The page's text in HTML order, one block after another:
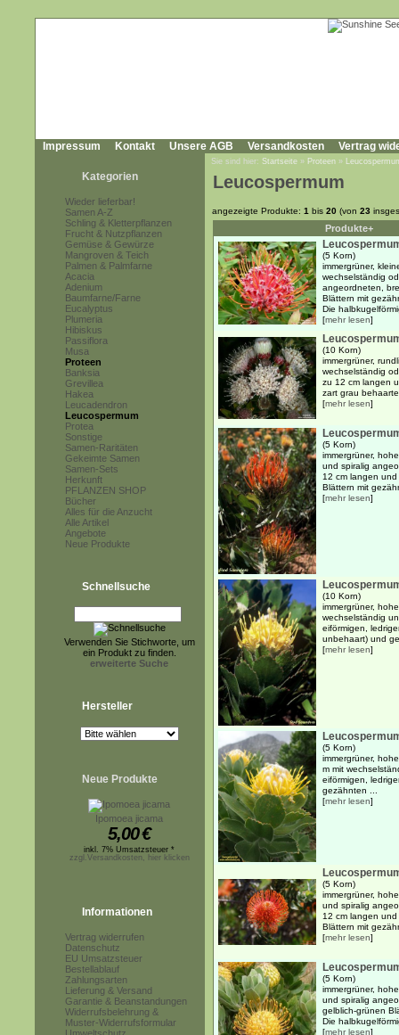
Impressum Kontakt Unsere AGB Versandkosten Vertrag
Kategorien
Wieder lieferbar!
Samen A-Z
Schling & Kletterpflanzen
Frucht & Nutzpflanzen
Gemüse & Gewürze
Mangroven & Teich
Palmen & Palmfarne
Acacia
Adenium
Baumfarne/Farne
Eucalyptus
Plumeria
Hibiskus
Passiflora
Musa
Proteen
Banksia
Grevillea
Hakea
Leucadendron
Leucospermum
Protea
Sonstige
Samen-Raritäten
Gekeimte Samen
Samen-Sets
Herkunft
PFLANZEN SHOP
Bücher
Alles für die Anzucht
Alle Artikel
Angebote
Neue Produkte
Schnellsuche
Verwenden Sie Stichworte, um
ein Produkt zu finden.
erweiterte Suche
Hersteller
Neue Produkte
Ipomoea jicama
5,00€
inkl. 7% Umsatzsteuer *
zzgl.Versandkosten, hier klicken
Informationen
Vertrag widerrufen
Datenschutz
EU Umsatzsteuer
Bestellablauf
Zahlungsarten
Lieferung & Versand
Garantie & Beanstandungen
Widerrufsbelehrung &
Muster-Widerrufsformular
Sie sind hier: Startseite » Proteen »
Leucospermum
angezeigte Produkte: 1 bis 20 (von 23
Produkte+
(5 Korn)
immergrüner,
wechselständig
angeordneten,
Blättern mit
Die
[mehr lesen]
(10 Korn)
immergrüner,
wechselständig
zu 12 cm langen
zart grau
[mehr lesen]
(5 Korn)
immergrüner,
und spiralig
12 cm langen
Blättern mit
[mehr lesen]
(10 Korn)
immergrüner,
wechselständig
eiförmigen,
unbehaart) und
[mehr lesen]
(5 Korn)
immergrüner,
m mit
eiförmigen,
gezähnten ...
[mehr lesen]
(5 Korn)
immergrüner,
und spiralig
12 cm langen
Blättern mit
[mehr lesen]
(5 Korn)
immergrüner,
und spiralig
gelblich-grünen
Die
[mehr lesen]